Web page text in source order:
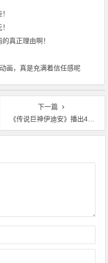
真正理由啊！
画，真是充满着信任感呢
下一篇
《传说巨神伊迪安》播出45周年，特发布蓝光盒复制版